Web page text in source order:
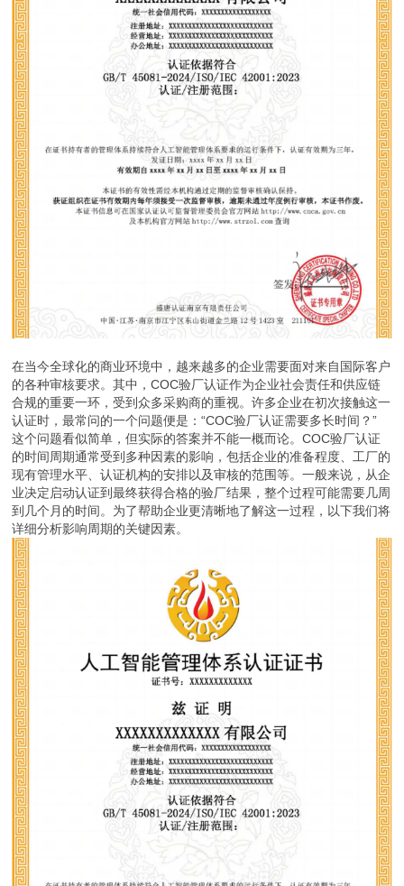
在当今全球化的商业环境中，越来越多的企业需要面对来自国际客户
的各种审核要求。其中，COC验厂认证作为企业社会责任和供应链
合规的重要一环，受到众多采购商的重视。许多企业在初次接触这一
认证时，最常问的一个问题便是：“COC验厂认证需要多长时间？”
这个问题看似简单，但实际的答案并不能一概而论。COC验厂认证
的时间周期通常受到多种因素的影响，包括企业的准备程度、工厂的
现有管理水平、认证机构的安排以及审核的范围等。一般来说，从企
业决定启动认证到最终获得合格的验厂结果，整个过程可能需要几周
到几个月的时间。为了帮助企业更清晰地了解这一过程，以下我们将
详细分析影响周期的关键因素。